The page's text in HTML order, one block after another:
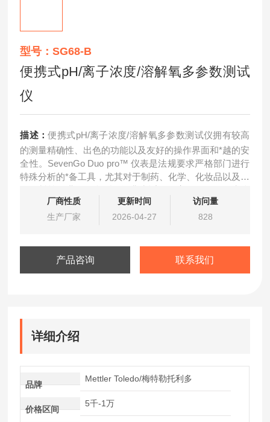
型号：SG68-B
便携式pH/离子浓度/溶解氧多参数测试
仪
描述：便携式pH/离子浓度/溶解氧多参数测试仪拥有较高
的测量精确性、出色的功能以及友好的操作界面和*越的安
全性。SevenGo Duo pro™ 仪表是法规要求严格部门进行
特殊分析的*备工具，尤其对于制药、化学、化妆品以及食
表和电极都有防水功能
厂商性质
生产厂家
更新时间
2026-04-27
访问量
828
产品咨询 联系我们
详细介绍
品牌
Mettler Toledo/梅特勒托利多
价格区间
5千-1万